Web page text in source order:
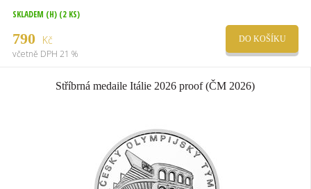
SKLADEM (H) (2 KS)
790 Kč
včetně DPH 21 %
DO KOŠÍKU
Stříbrná medaile Itálie 2026 proof (ČM 2026)